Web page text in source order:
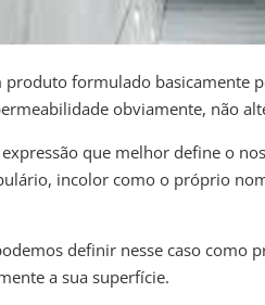
produto formulado basicamente
obviamente, não
que melhor define o
incolor como o próprio
definir nesse caso como
a sua superfície.